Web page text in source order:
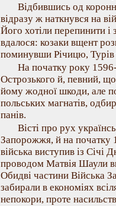
Відбившись од
відразу ж наткнувся на
Його хотіли перепинити і
вдалося: козаки вщент
поминувши Річицю,
На початку року
Острозького й, певний,
йому жодної шкоди, але
польських магнатів,
панів.
Вісті про рух
Запорожжя, й на початку
війська виступив із
проводом Матвія Шаули
Обидві частини Війська
забирали в економіях
непокори, проте